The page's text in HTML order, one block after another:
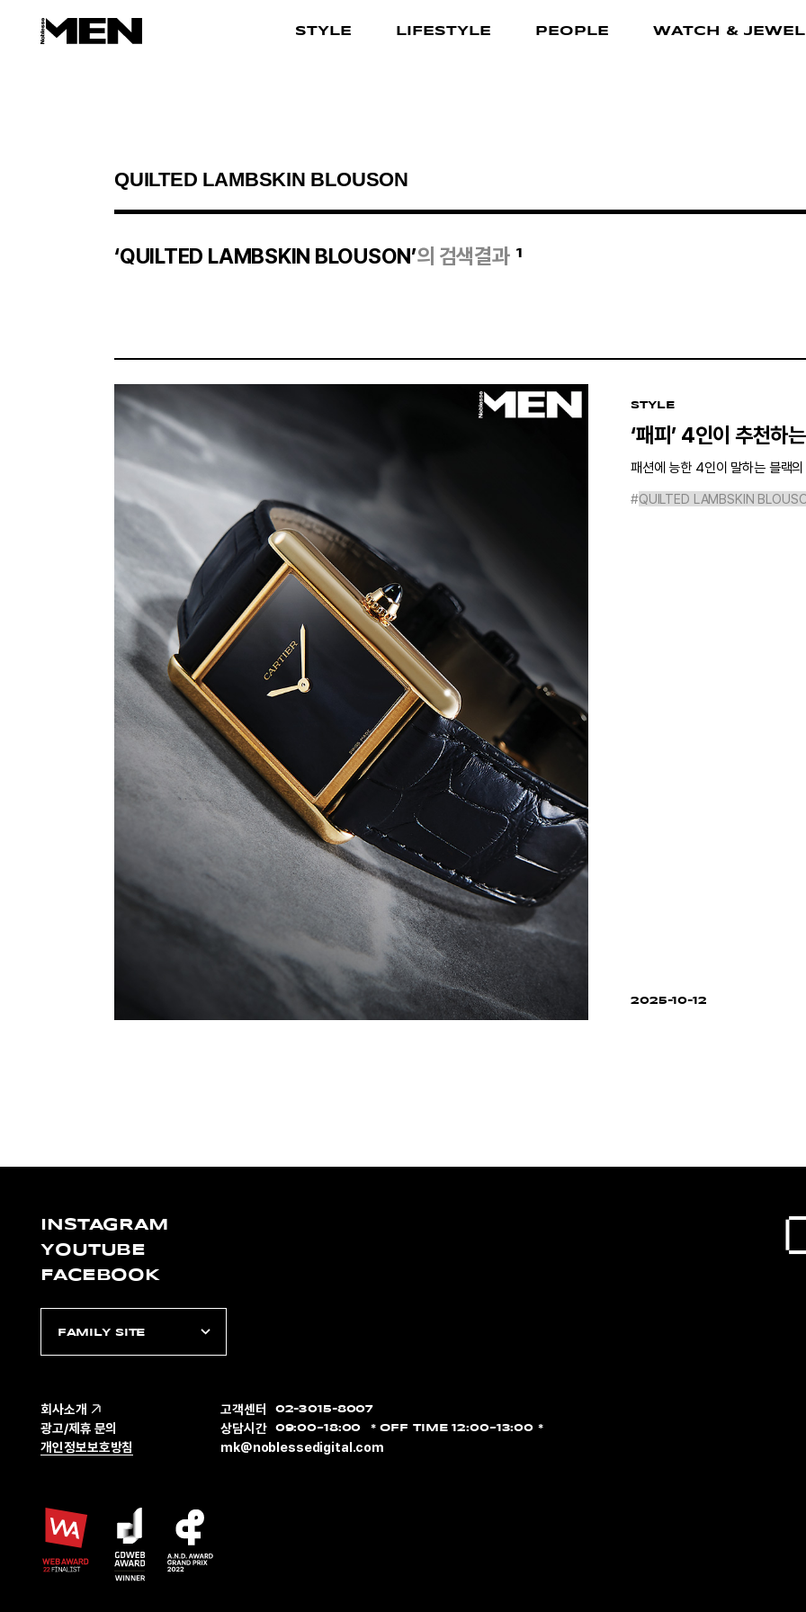
STYLE LIFESTYLE PEOPLE WATCH &
검색결과
‘QUILTED LAMBSKIN BLOUSON’의 검색결과 1
STYLE
‘패피’ 4인이 추천하
패션에 능한 4인이 말하는 블랙
#QUILTED LAMBSKIN
2025-10-12
INSTAGRAM
YOUTUBE
FACEBOOK
FAMILY SITE
회사소개
광고/제휴 문의
개인정보보호방침
고객센터 02-3015-8007
상담시간 09:00~18:00 OFF TIME 12:00~13:00
mk@noblessedigital.com